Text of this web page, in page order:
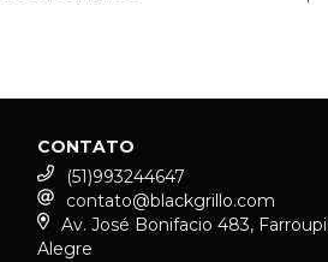
CONTATO
(51)993244647
contato@blackgrillo.com
Av. José Bonifacio 483,
Alegre